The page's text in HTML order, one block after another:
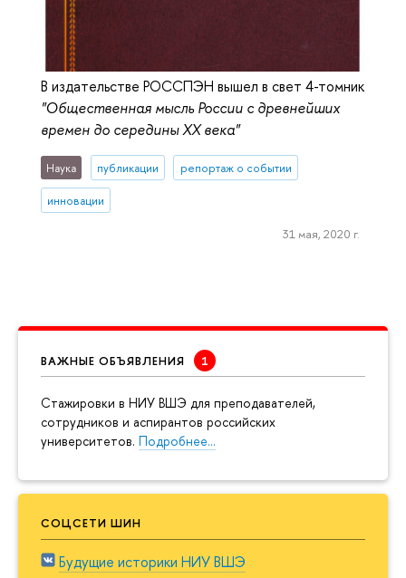
ВАЖНЫЕ ОБЪЯВЛЕНИЯ
Cтажировки в НИУ ВШЭ для преподавателей,
сотрудников и аспирантов российских
университетов. Подробнее…
СОЦСЕТИ ШИН
Будущие историки НИУ ВШЭ
В издательстве РОССПЭН вышел в свет 4-томник
"Общественная мысль России с древнейших
времен до середины ХХ века"
Наука публикации репортаж о событии
инновации
31 мая, 2020 г.